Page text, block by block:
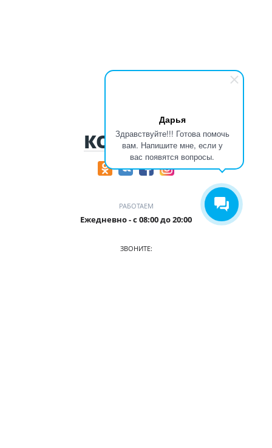
Дарья
Здравствуйте!!! Готова помочь
вам. Напишите мне, если у
вас появятся вопросы.
КОНТАКТЫ
РАБОТАЕМ
Ежедневно - с 08:00 до 20:00
ЗВОНИТЕ: